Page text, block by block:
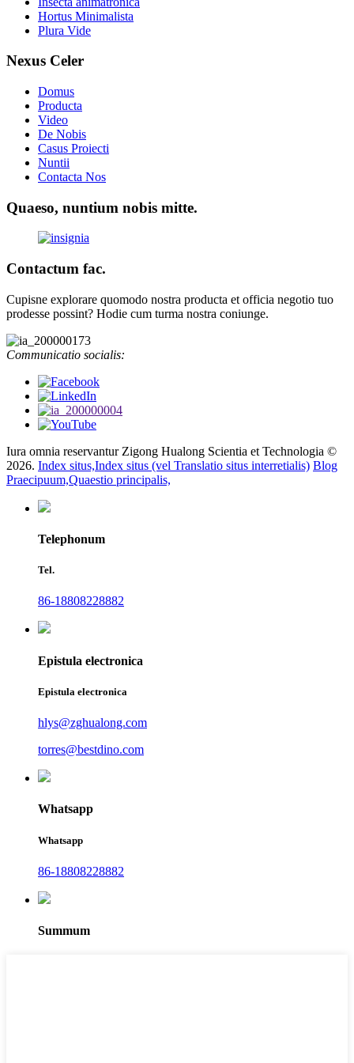
Hortus Minimalista
Plura Vide
Nexus Celer
Domus
Producta
Video
De Nobis
Casus Proiecti
Nuntii
Contacta Nos
Quaeso, nuntium nobis mitte.
Contactum fac.
Cupisne explorare quomodo nostra producta et officia negotio tuo
prodesse possint? Hodie cum turma nostra coniunge.
Communicatio socialis:
Iura omnia reservantur Zigong Hualong Scientia et Technologia ©
2026. Index situs,Index situs (vel Translatio situs interretialis) Blog
Praecipuum,Quaestio principalis,
Telephonum
Tel.
86-18808228882
Epistula electronica
Epistula electronica
hlys@zghualong.com
torres@bestdino.com
Whatsapp
Whatsapp
86-18808228882
Summum